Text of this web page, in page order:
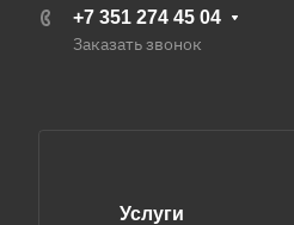
+7 351 274 45 04
Заказать звонок
Услуги